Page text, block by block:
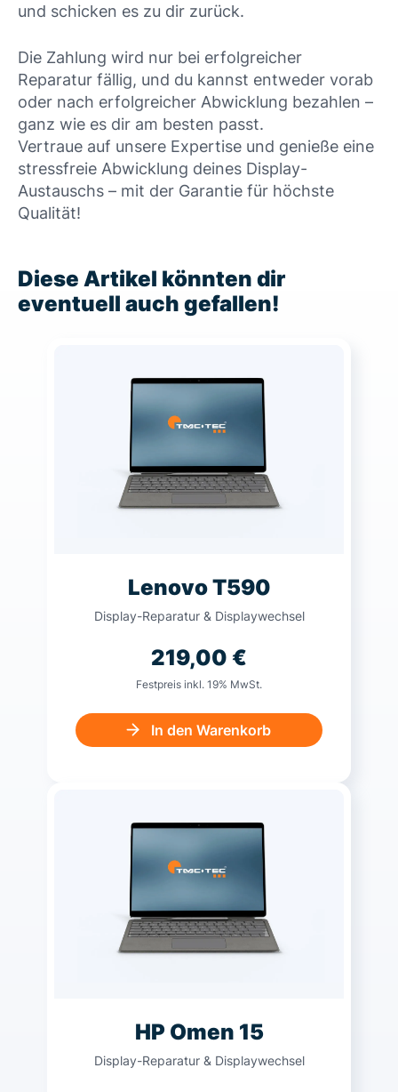
und schicken es zu dir zurück.
Die Zahlung wird nur bei erfolgreicher
Reparatur fällig, und du kannst entweder vorab
oder nach erfolgreicher Abwicklung bezahlen –
ganz wie es dir am besten passt.
Vertraue auf unsere Expertise und genieße eine
stressfreie Abwicklung deines Display-
Austauschs – mit der Garantie für höchste
Qualität!
Diese Artikel könnten dir
eventuell auch gefallen!
Lenovo T590
Display-Reparatur & Displaywechsel
219,00 €
Festpreis inkl. 19% MwSt.
In den Warenkorb
HP Omen 15
Display-Reparatur & Displaywechsel